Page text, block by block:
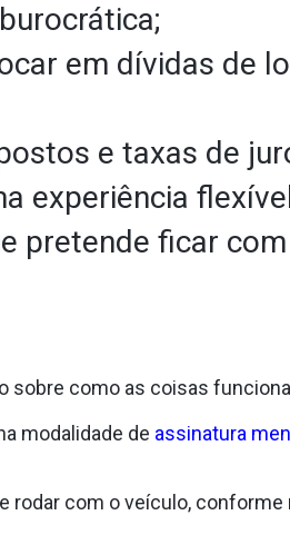
em dívidas de
e taxas de
experiência
pretende ficar
sobre como as coisas
modalidade de assinatura
rodar com o veículo,